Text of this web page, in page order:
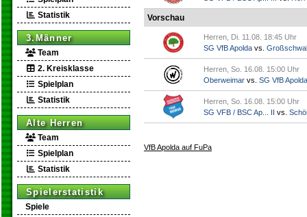
Statistik
3.Männer
Team
2. Kreisklasse
Spielplan
Statistik
Alte Herren
Team
Spielplan
Statistik
Spielerstatistik
Spiele
Vorschau
Herren, Di. 11.08. 18:45 Uhr
SG VfB Apolda vs.
Herren, So. 16.08. 15:00 Uhr
Oberweimar vs. SG VfB Apolda
Herren, So. 16.08. 15:00 Uhr
SG VFB / BSC Ap... II vs.
VfB Apolda auf FuPa